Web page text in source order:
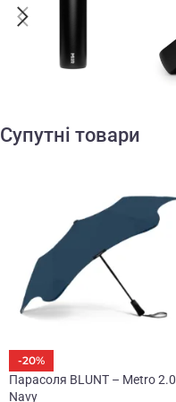
Супутні товари
-20%
Парасоля BLUNT – Metro 2.0
Navy